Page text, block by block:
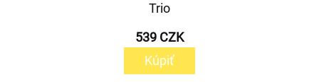
Trio
539 CZK
Kúpiť